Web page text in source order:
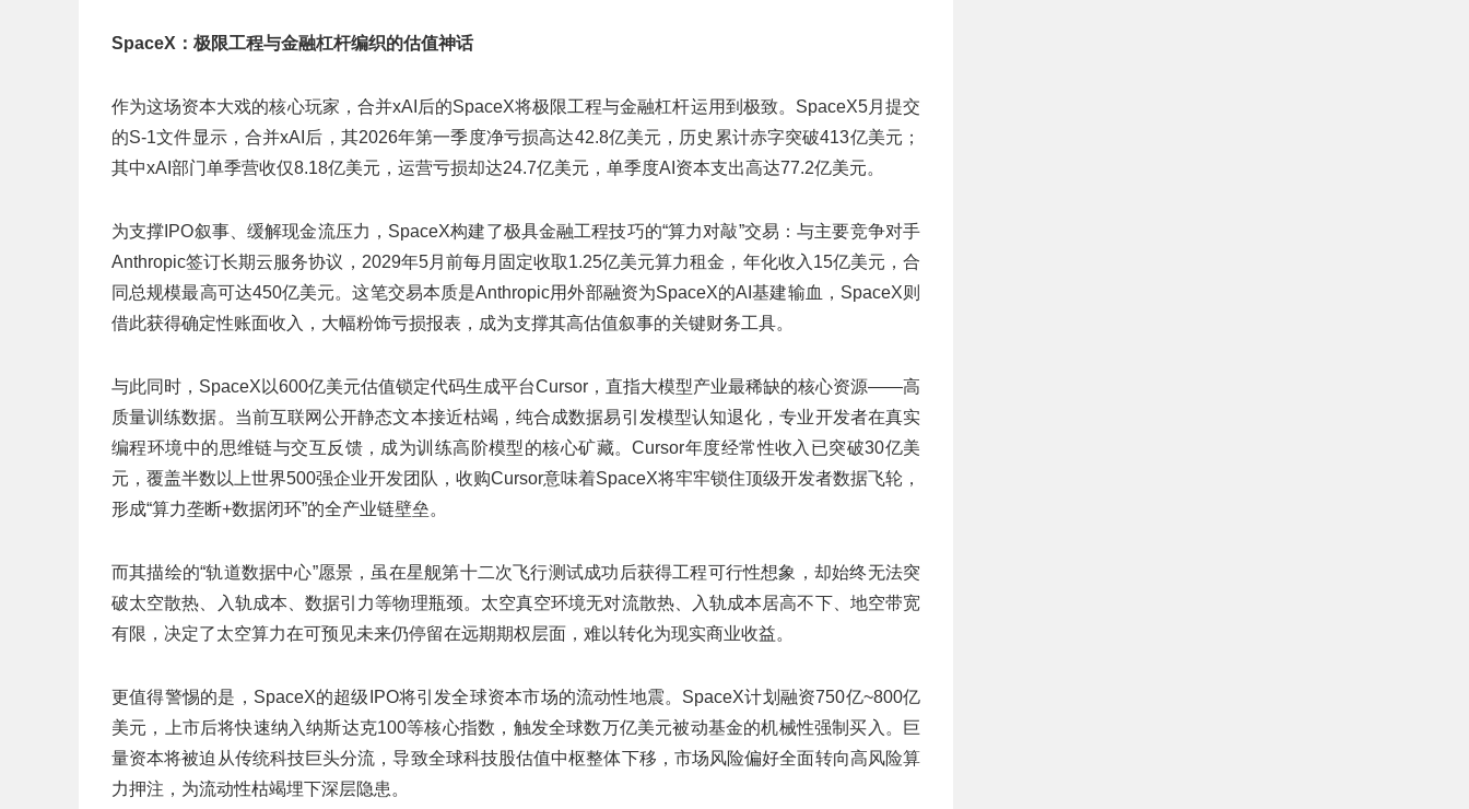
SpaceX：极限工程与金融杠杆编织的估值神话
作为这场资本大戏的核心玩家，合并xAI后的SpaceX将极限工程与金融杠杆运用到极致。SpaceX5月提交
的S-1文件显示，合并xAI后，其2026年第一季度净亏损高达42.8亿美元，历史累计赤字突破413亿美元；
其中xAI部门单季营收仅8.18亿美元，运营亏损却达24.7亿美元，单季度AI资本支出高达77.2亿美元。
为支撑IPO叙事、缓解现金流压力，SpaceX构建了极具金融工程技巧的“算力对敲”交易：与主要竞争对手
Anthropic签订长期云服务协议，2029年5月前每月固定收取1.25亿美元算力租金，年化收入15亿美元，合
同总规模最高可达450亿美元。这笔交易本质是Anthropic用外部融资为SpaceX的AI基建输血，SpaceX则
借此获得确定性账面收入，大幅粉饰亏损报表，成为支撑其高估值叙事的关键财务工具。
与此同时，SpaceX以600亿美元估值锁定代码生成平台Cursor，直指大模型产业最稀缺的核心资源——高
质量训练数据。当前互联网公开静态文本接近枯竭，纯合成数据易引发模型认知退化，专业开发者在真实
编程环境中的思维链与交互反馈，成为训练高阶模型的核心矿藏。Cursor年度经常性收入已突破30亿美
元，覆盖半数以上世界500强企业开发团队，收购Cursor意味着SpaceX将牢牢锁住顶级开发者数据飞轮，
形成“算力垄断+数据闭环”的全产业链壁垒。
而其描绘的“轨道数据中心”愿景，虽在星舰第十二次飞行测试成功后获得工程可行性想象，却始终无法突
破太空散热、入轨成本、数据引力等物理瓶颈。太空真空环境无对流散热、入轨成本居高不下、地空带宽
有限，决定了太空算力在可预见未来仍停留在远期期权层面，难以转化为现实商业收益。
更值得警惕的是，SpaceX的超级IPO将引发全球资本市场的流动性地震。SpaceX计划融资750亿~800亿
美元，上市后将快速纳入纳斯达克100等核心指数，触发全球数万亿美元被动基金的机械性强制买入。巨
量资本将被迫从传统科技巨头分流，导致全球科技股估值中枢整体下移，市场风险偏好全面转向高风险算
力押注，为流动性枯竭埋下深层隐患。